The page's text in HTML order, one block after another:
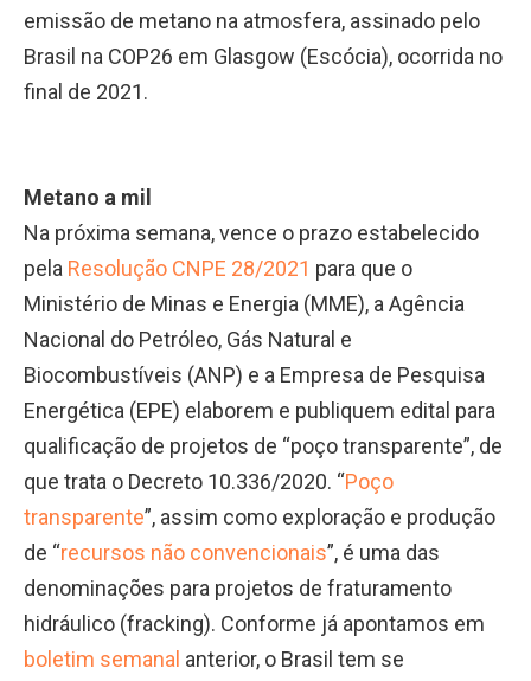
emissão de metano na atmosfera, assinado pelo
Brasil na COP26 em Glasgow (Escócia), ocorrida no
final de 2021.
Metano a mil
Na próxima semana, vence o prazo estabelecido
pela Resolução CNPE 28/2021 para que o
Ministério de Minas e Energia (MME), a Agência
Nacional do Petróleo, Gás Natural e
Biocombustíveis (ANP) e a Empresa de Pesquisa
Energética (EPE) elaborem e publiquem edital para
qualificação de projetos de “poço transparente”, de
que trata o Decreto 10.336/2020. “Poço
transparente”, assim como exploração e produção
de “recursos não convencionais”, é uma das
denominações para projetos de fraturamento
hidráulico (fracking). Conforme já apontamos em
boletim semanal anterior, o Brasil tem se